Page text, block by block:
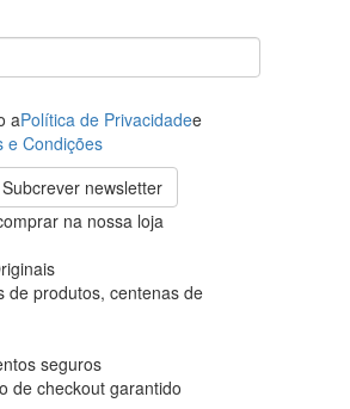
aPolítica de Privacidadee
e Condições
Subcrever newsletter
na nossa loja
de produtos, centenas de
seguros
de checkout garantido